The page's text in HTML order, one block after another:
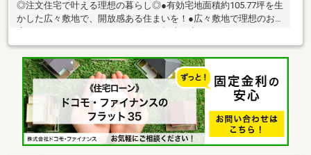
◎注文住宅で叶える理想の暮らし◎●有効宅地面積約105.77坪を生
かした広々敷地で、開放感ある住まいを！●広々敷地で理想のお
庭やドックラン、ガーデニングなど趣味を生かした住まいも可
能！●平屋の住まいも実現可能！◆建築会社のご紹介も可能です
◆「どんな間取りが可能？」「総額いくらで住める？」そんな疑
問に、経験豊富なスタッフがお答えします！◆「住宅ローンの変
動・固定どっちが良いの？金利はどこの銀行が安い？」などお気
軽にご相談ください。■駐車場・キッズスペース完備■ 【ハウス
ドゥ みよし・刈谷北】へお気軽にお越しください♪ ご来店予約
は０１２０－３６－７３４４まで！